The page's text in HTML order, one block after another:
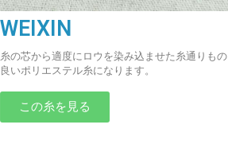
WEIXIN
糸の芯から適度にロウを染み込ませた糸通りもの
良いポリエステル糸になります。
この糸を見る